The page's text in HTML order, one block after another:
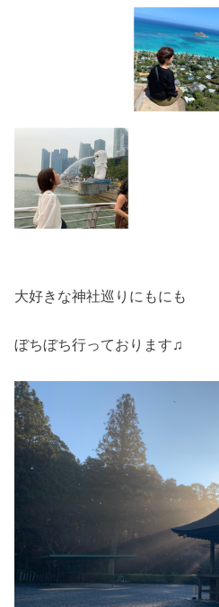
大好きな神社巡りにもにも
ぼちぼち行っております♫